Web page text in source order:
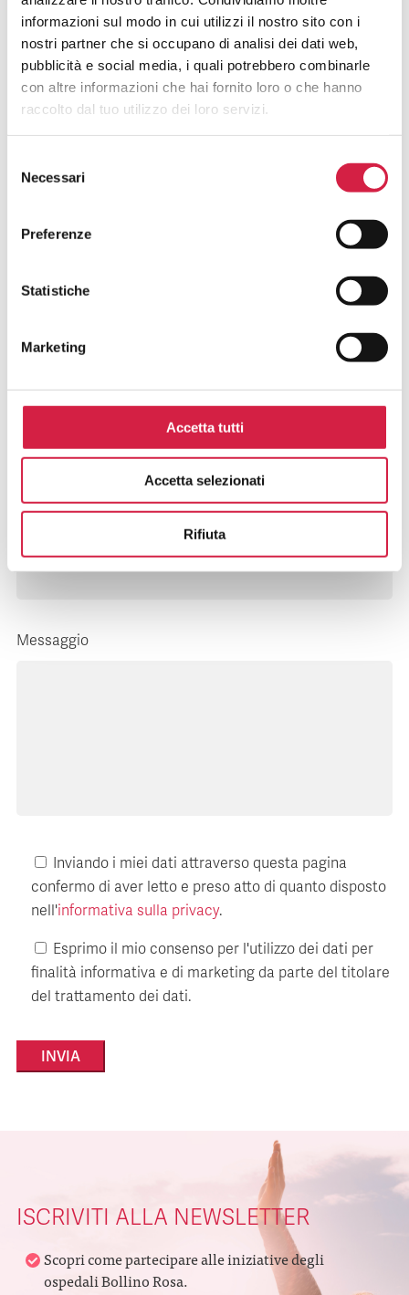
informazioni sul modo in cui utilizzi il nostro sito con i
nostri partner che si occupano di analisi dei dati web,
pubblicità e social media, i quali potrebbero combinarle
con altre informazioni che hai fornito loro o che hanno
raccolto dal tuo utilizzo dei loro servizi.
delNecessari
Preferenze
Statistiche
Marketing
Accetta tutti
Accetta selezionati
Rifiuta
Dall’ospedale Bollino Rosa?
Quali Sono I Vantaggi Per La
Popolazione?
Hai avuto un’esperienza in questa
feedback?
La tua opinione è fondamentale per noi! Scrivi una
recensione per contribuire al continuo miglioramento dei
Messaggio
Inviando i miei dati attraverso questa pagina
confermo di aver letto e preso atto di quanto disposto
nell'informativa sulla privacy.
Esprimo il mio consenso per l'utilizzo dei dati per
finalità informativa e di marketing da parte del titolare
del trattamento dei dati.
ISCRIVITI ALLA NEWSLETTER
Scopri come partecipare alle iniziative degli
ospedali Bollino Rosa.